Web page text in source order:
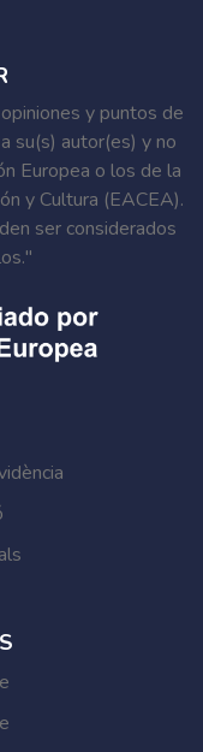
y puntos de
su(s) autor(es) y no
Europea o los de la
y Cultura (EACEA).
ser considerados